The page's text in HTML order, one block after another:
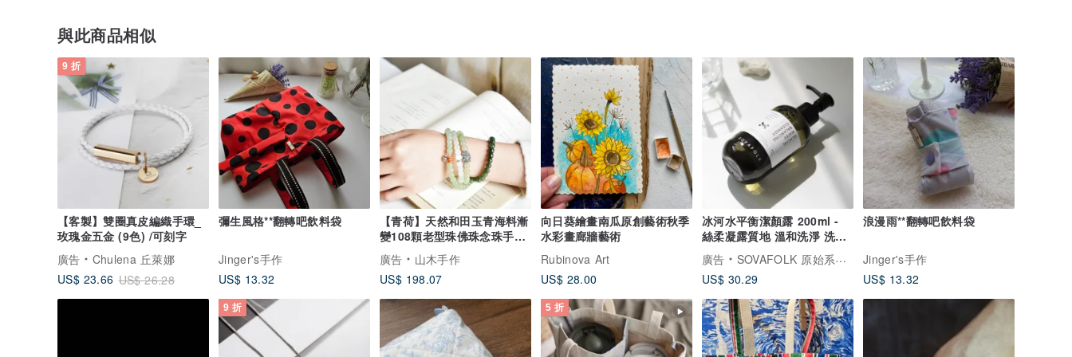
與此商品相似
9 折
【客製】雙圈真皮編織手環_
玫瑰金五金 (9色) /可刻字
廣告
Chulena 丘萊娜
US$ 23.66 US$ 26.28
彌生風格**翻轉吧飲料袋
Jinger's手作
US$ 13.32
【青荷】天然和田玉青海料漸
變108顆老型珠佛珠念珠手串
手鏈
廣告
山木手作
US$ 198.07
向日葵繪畫南瓜原創藝術秋季
水彩畫廊牆藝術
Rubinova Art
US$ 28.00
冰河水平衡潔顏露 200ml -
絲柔凝露質地 溫和洗淨 洗後
超保濕
廣告
SOVAFOLK 原始系保養
US$ 30.29
浪漫雨**翻轉吧飲料袋
Jinger's手作
US$ 13.32
9 折 5 折